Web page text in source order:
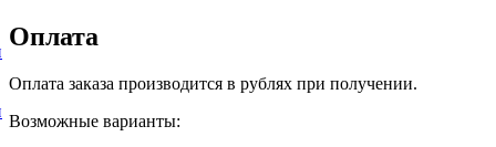
Оплата
Оплата заказа производится в рублях при получении.
Возможные варианты: